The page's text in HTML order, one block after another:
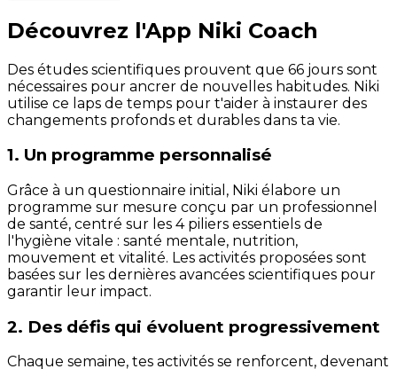
Découvrez l'App Niki Coach
Des études scientifiques prouvent que 66 jours sont
nécessaires pour ancrer de nouvelles habitudes. Niki
utilise ce laps de temps pour t'aider à instaurer des
changements profonds et durables dans ta vie.
1. Un programme personnalisé
Grâce à un questionnaire initial, Niki élabore un
programme sur mesure conçu par un professionnel
de santé, centré sur les 4 piliers essentiels de
l'hygiène vitale : santé mentale, nutrition,
mouvement et vitalité. Les activités proposées sont
basées sur les dernières avancées scientifiques pour
garantir leur impact.
2. Des défis qui évoluent progressivement
Chaque semaine, tes activités se renforcent, devenant